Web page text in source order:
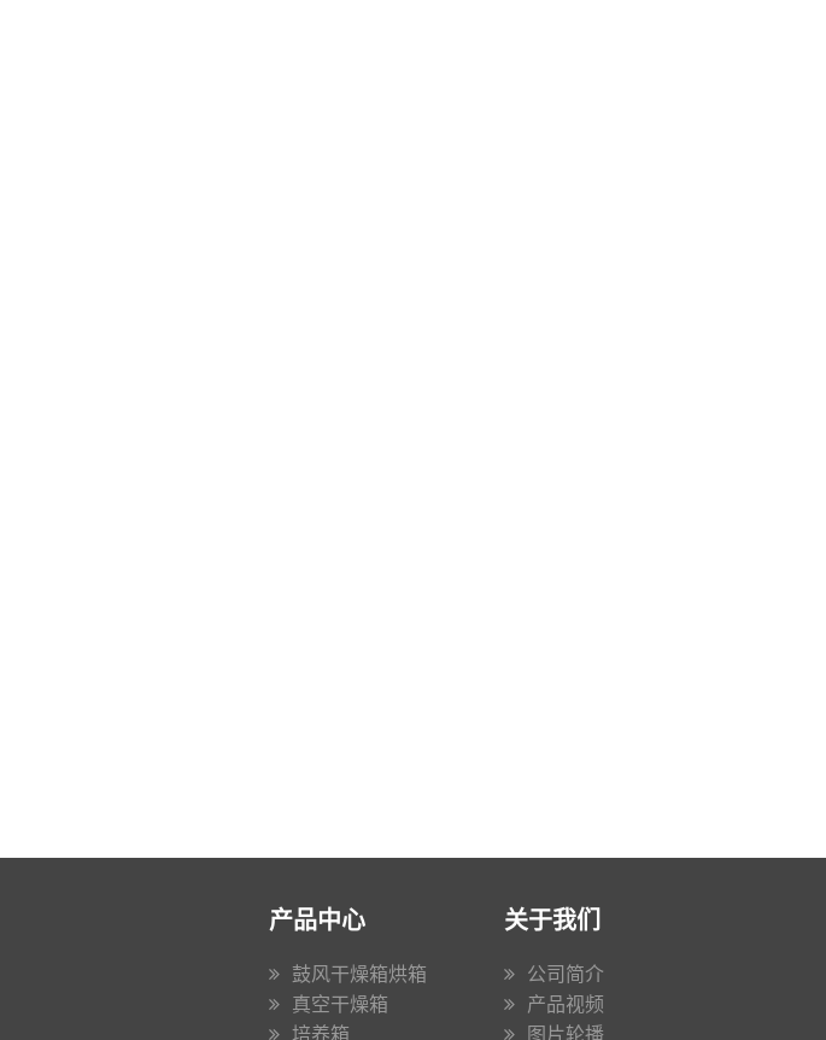
产品中心
鼓风干燥箱烘箱
真空干燥箱
培养箱
关于我们
公司简介
产品视频
图片轮播